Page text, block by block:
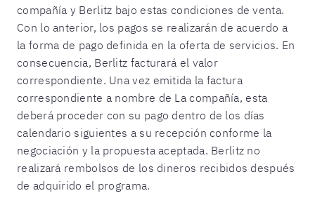
compañía y Berlitz bajo estas condiciones de venta.
Con lo anterior, los pagos se realizarán de acuerdo a
la forma de pago definida en la oferta de servicios. En
consecuencia, Berlitz facturará el valor
correspondiente. Una vez emitida la factura
correspondiente a nombre de La compañía, esta
deberá proceder con su pago dentro de los días
calendario siguientes a su recepción conforme la
negociación y la propuesta aceptada. Berlitz no
realizará rembolsos de los dineros recibidos después
de adquirido el programa.